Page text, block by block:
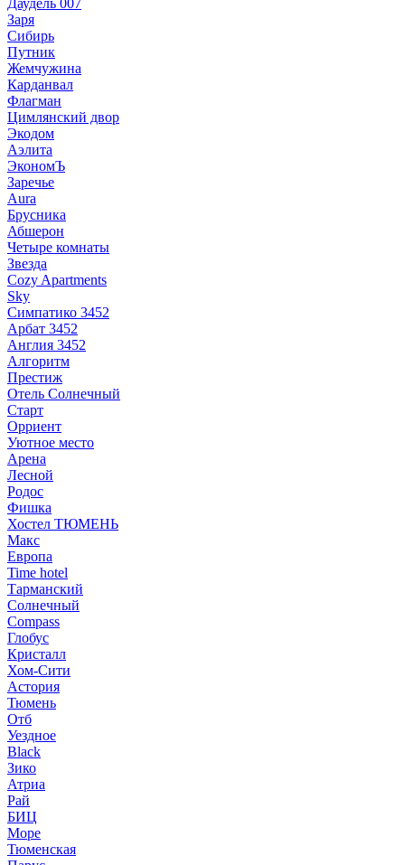
Даудель 007
Заря
Сибирь
Путник
Жемчужина
Карданвал
Флагман
Цимлянский двор
Экодом
Аэлита
ЭкономЪ
Заречье
Aura
Брусника
Абшерон
Четыре комнаты
Звезда
Cozy Apartments
Sky
Симпатико 3452
Арбат 3452
Англия 3452
Алгоритм
Престиж
Отель Солнечный
Старт
Орриент
Уютное место
Арена
Лесной
Родос
Фишка
Хостел ТЮМЕНЬ
Макс
Европа
Time hotel
Тарманский
Солнечный
Compass
Глобус
Кристалл
Хом-Сити
Астория
Тюмень
Отб
Уездное
Black
Зико
Атриа
Рай
БИЦ
Море
Тюменская